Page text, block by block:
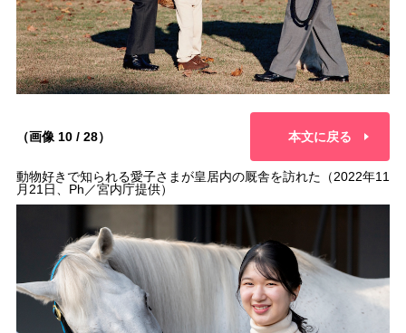
（画像 10 / 28） 本文に戻る
動物好きで知られる愛子さまが皇居内の厩舎を訪れた（2022年11
月21日、Ph／宮内庁提供）